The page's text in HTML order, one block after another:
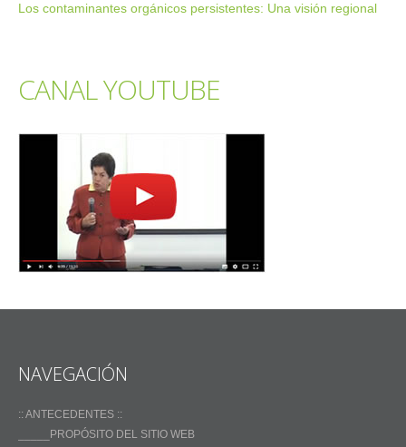
Los contaminantes orgánicos persistentes: Una visión regional
CANAL YOUTUBE
NAVEGACIÓN
:: ANTECEDENTES ::
_____PROPÓSITO DEL SITIO WEB